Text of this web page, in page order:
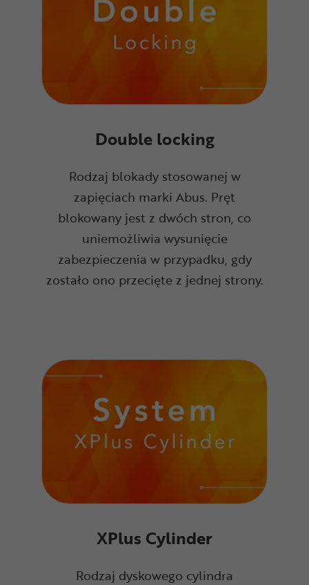
Double locking
Rodzaj blokady stosowanej w
zapięciach marki Abus. Pręt
blokowany jest z dwóch stron, co
uniemożliwia wysunięcie
zabezpieczenia w przypadku, gdy
zostało ono przecięte z jednej strony.
XPlus Cylinder
Rodzaj dyskowego cylindra